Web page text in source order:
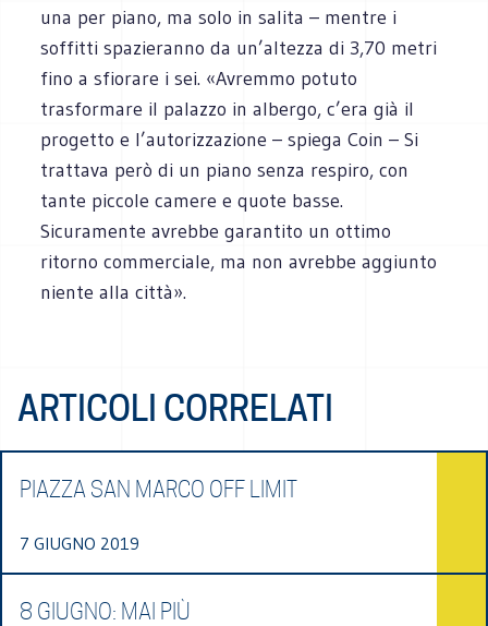
una per piano, ma solo in salita – mentre i
soffitti spazieranno da un’altezza di 3,70 metri
fino a sfiorare i sei. «Avremmo potuto
trasformare il palazzo in albergo, c’era già il
progetto e l’autorizzazione – spiega Coin – Si
trattava però di un piano senza respiro, con
tante piccole camere e quote basse.
Sicuramente avrebbe garantito un ottimo
ritorno commerciale, ma non avrebbe aggiunto
niente alla città».
ARTICOLI CORRELATI
PIAZZA SAN MARCO OFF LIMIT
7 GIUGNO 2019
8 GIUGNO: MAI PIÙ